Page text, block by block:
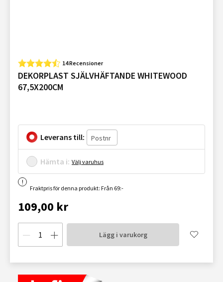
14 Recensioner
DEKORPLAST SJÄLVHÄFTANDE WHITEWOOD
67,5X200CM
Leverans till:
Hämta i: Välj varuhus
Fraktpris för denna produkt: Från 69:-
109,00 kr
Lägg i varukorg